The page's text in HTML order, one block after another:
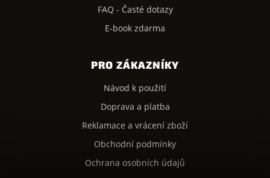
FAQ - Časté dotazy
E-book zdarma
PRO ZÁKAZNÍKY
Návod k použití
Doprava a platba
Reklamace a vrácení zboží
Obchodní podmínky
Ochrana osobních údajů